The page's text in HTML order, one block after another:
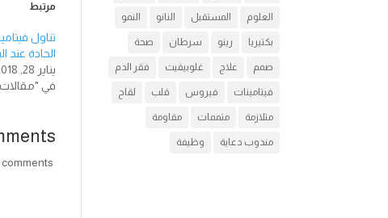
مرتبط
الحادة عند
يناير 28, 2018
في
العلوم المستقبل النانو النمو
بكتيريا رينو سرطان صحة
صمم علاج غلوبيفيت فقر الدم
فيتامينات فيروس قلب لقاح
متلازمة متممات مقاومة
مندوب دعاية وظيفة